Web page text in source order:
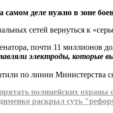
самом деле нужно в зоне
сетей вернуться к
почти 11 миллионов
электроды, которые
по линии Министерства
полицейских
раскрыл суть